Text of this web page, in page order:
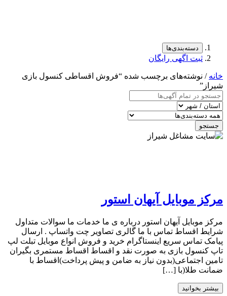
دسته‌بندی‌ها
ثبت اگهی رایگان
خانه / نوشته‌های برچسب شده “فروش اقساطی کنسول بازی
شیراز”
جستجو
مرکز موبایل آیهان استور
مرکز موبایل آیهان استور درباره ی ما خدمات ما سوالات متداول
شرایط اقساط تماس با ما گالری تصاویر چت واتساپ . ارسال
پیامک تماس سریع اینستاگرام خرید و فروش انواع موبایل تبلت لپ
تاپ کنسول بازی به صورت نقد و اقساط اقساط مستمری بگیران
تامین اجتماعی(بدون نیاز به ضامن و پیش پرداخت)اقساط با
ضمانت طلا(با […]
بیشتر بخوانید